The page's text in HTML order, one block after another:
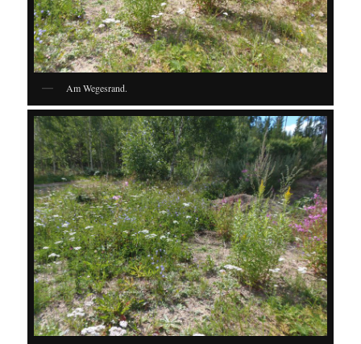
Am Wegesrand.